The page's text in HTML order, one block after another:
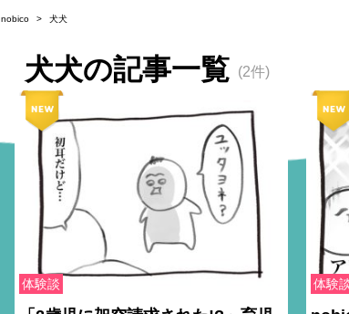
nobico 犬犬
犬犬の記事一覧 (2件)
体験談 体験